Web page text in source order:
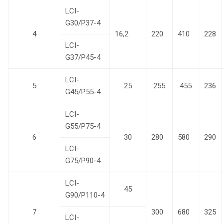
4
LCI-
G30/P37-4
16,2
220 410
228
LCI-
G37/P45-4
5
LCI-
G45/P55-4
25 255 455 236
6
LCI-
G55/P75-4
30
280 580
290
LCI-
G75/P90-4
7
LCI-
G90/P110-4
45
300 680 325
LCI-